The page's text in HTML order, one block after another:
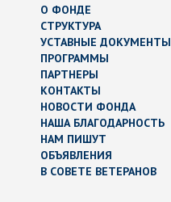
О ФОНДЕ
СТРУКТУРА
УСТАВНЫЕ ДОКУМЕНТЫ
ПРОГРАММЫ
ПАРТНЕРЫ
КОНТАКТЫ
НОВОСТИ ФОНДА
НАША БЛАГОДАРНОСТЬ
НАМ ПИШУТ
ОБЪЯВЛЕНИЯ
В СОВЕТЕ ВЕТЕРАНОВ